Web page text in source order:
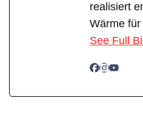
realisiert
Wärme
See Full